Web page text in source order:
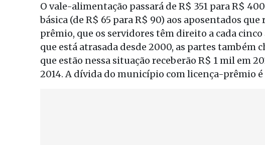
O vale-alimentação passará de R$ 351 para R$
básica (de R$ 65 para R$ 90) aos aposentados
prêmio, que os servidores têm direito a cada
que está atrasada desde 2000, as partes também
que estão nessa situação receberão R$ 1 mil em
2014. A dívida do município com licença-prêmio é